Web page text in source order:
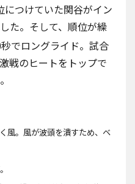
につけていた関谷がイン
た。そして、順位が繰
でロングライド。試合
戦のヒートをトップで
風。風が波頭を潰すため、ベ